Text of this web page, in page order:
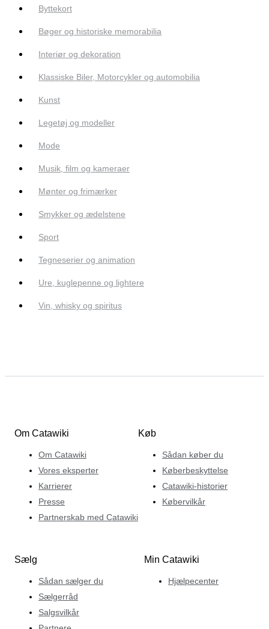
Byttekort
Bøger og historiske memorabilia
Interiør og dekoration
Klassiske Biler, Motorcykler og automobilia
Kunst
Legetøj og modeller
Mode
Musik, film og kameraer
Mønter og frimærker
Smykker og ædelstene
Sport
Tegneserier og animation
Ure, kuglepenne og lightere
Vin, whisky og spiritus
Om Catawiki
Om Catawiki
Vores eksperter
Karrierer
Presse
Partnerskab med Catawiki
Køb
Sådan køber du
Køberbeskyttelse
Catawiki-historier
Købervilkår
Sælg
Sådan sælger du
Sælgerråd
Salgsvilkår
Min Catawiki
Hjælpecenter